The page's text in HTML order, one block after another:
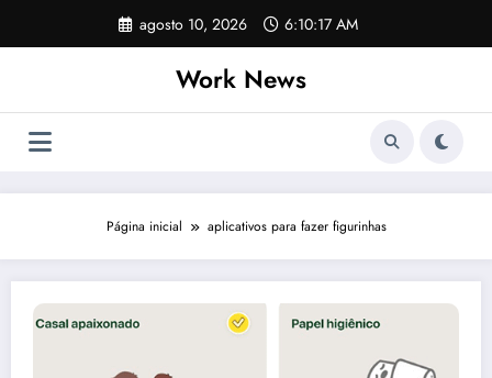
o
agosto 10, 2026 6:10:17 AM
Work News
Página inicial aplicativos para fazer figurinhas